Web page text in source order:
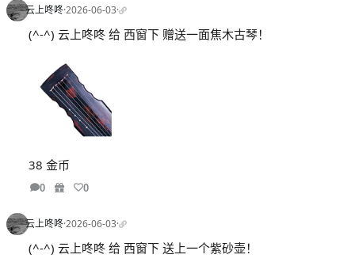
云上咚咚·2026-06-03·
(^-^) 云上咚咚 给 西窗下 赠送一面焦木古琴！
38 金币
0 0
云上咚咚·2026-06-03·
(^-^) 云上咚咚 给 西窗下 送上一个紫砂壶！